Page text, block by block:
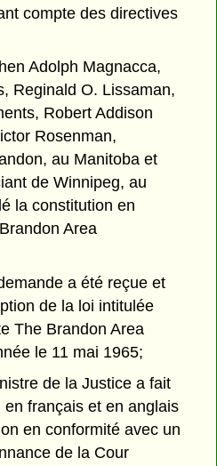
compte des directives
Adolph Magnacca,
Reginald O. Lissaman,
Robert Addison
Rosenman,
au Manitoba et
de Winnipeg, au
la constitution en
Area
a été reçue et
de la loi intitulée
The Brandon Area
le 11 mai 1965;
de la Justice a fait
français et en anglais
en conformité avec un
de la Cour